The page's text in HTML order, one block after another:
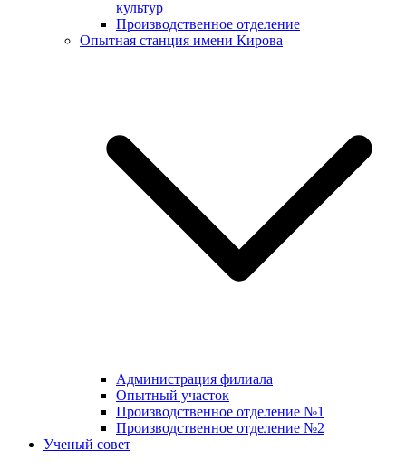
культур
Производственное отделение
Опытная станция имени Кирова
Администрация филиала
Опытный участок
Производственное отделение №1
Производственное отделение №2
Ученый совет